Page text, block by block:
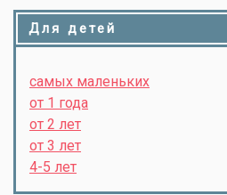
Для детей
самых маленьких
от 1 года
от 2 лет
от 3 лет
4-5 лет